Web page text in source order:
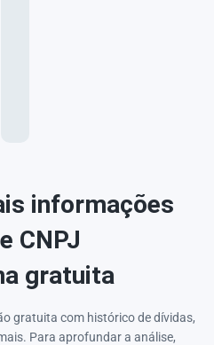
informações
CNPJ
gratuita
gratuita com histórico de dívidas,
Para aprofundar a análise,